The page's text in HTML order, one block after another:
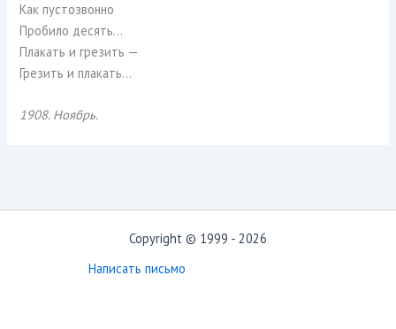
Как пустозвонно
Пробило десять…
Плакать и грезить —
Грезить и плакать…
1908. Ноябрь.
Copyright © 1999 - 2026
Написать письмо